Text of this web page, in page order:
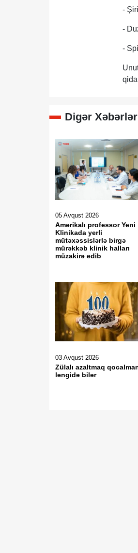
-
-
-
Digər Xəbərlər
05 Avqust 2026
Amerikalı professor Yeni
Klinikada yerli
mütəxəssislərlə birgə
mürəkkəb klinik halları
müzakirə edib
03 Avqust 2026
Zülalı azaltmaq
ləngidə bilər